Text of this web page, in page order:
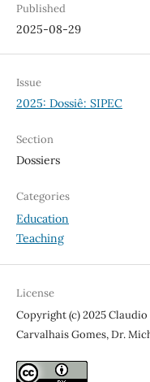
Published
2025-08-29
Issue
2025: Dossiê: SIPEC
Section
Dossiers
Categories
Education
Teaching
License
Copyright (c) 2025
Carvalhais Gomes, Dr.